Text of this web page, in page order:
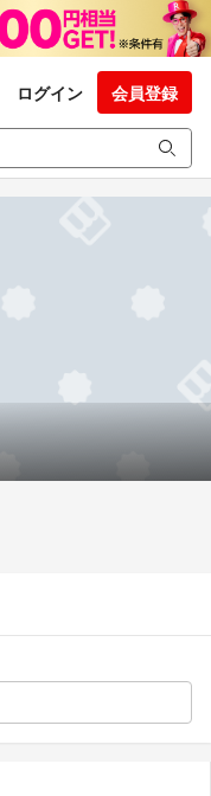
ログイン 会員登録